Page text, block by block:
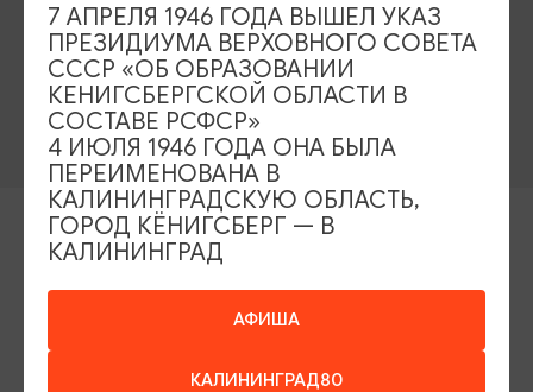
Компас Балтийской кухни
Настоящий Калининградец
Музеи
Контакты Туристского
информационного центра
+7 (4012) 555-200
8 (800) 200-55-39
АФИША
КАЛИНИНГРАД80
7 АПРЕЛЯ 1946 ГОДА ВЫШЕЛ УКАЗ
ПРЕЗИДИУМА ВЕРХОВНОГО СОВЕТА
СССР «ОБ ОБРАЗОВАНИИ
КЕНИГСБЕРГСКОЙ ОБЛАСТИ В
СОСТАВЕ РСФСР»
4 ИЮЛЯ 1946 ГОДА ОНА БЫЛА
ПЕРЕИМЕНОВАНА В
КАЛИНИНГРАДСКУЮ ОБЛАСТЬ,
ГОРОД КЁНИГСБЕРГ — В
КАЛИНИНГРАД